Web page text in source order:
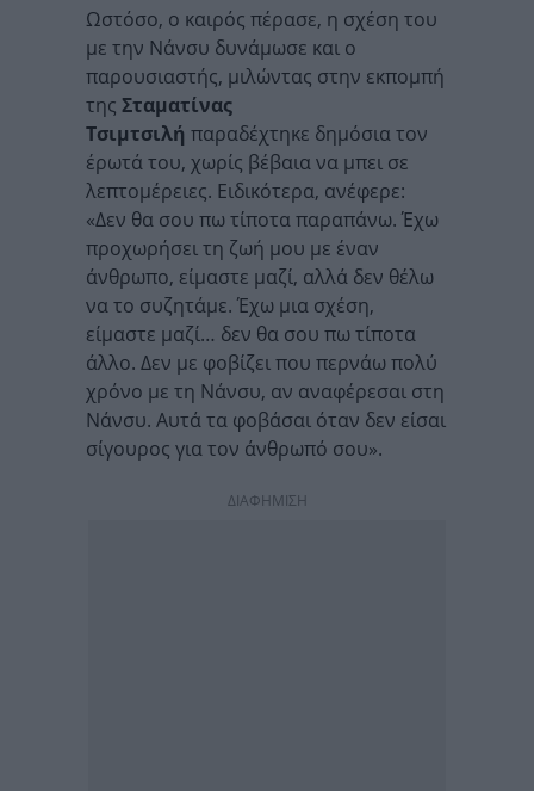
Ωστόσο, ο καιρός πέρασε, η σχέση του
με την Νάνσυ δυνάμωσε και ο
παρουσιαστής, μιλώντας στην εκπομπή
της Σταματίνας
Τσιμτσιλή παραδέχτηκε δημόσια τον
έρωτά του, χωρίς βέβαια να μπει σε
λεπτομέρειες. Ειδικότερα, ανέφερε:
«Δεν θα σου πω τίποτα παραπάνω. Έχω
προχωρήσει τη ζωή μου με έναν
άνθρωπο, είμαστε μαζί, αλλά δεν θέλω
να το συζητάμε. Έχω μια σχέση,
είμαστε μαζί… δεν θα σου πω τίποτα
άλλο. Δεν με φοβίζει που περνάω πολύ
χρόνο με τη Νάνσυ, αν αναφέρεσαι στη
Νάνσυ. Αυτά τα φοβάσαι όταν δεν είσαι
σίγουρος για τον άνθρωπό σου».
ΔΙΑΦΗΜΙΣΗ